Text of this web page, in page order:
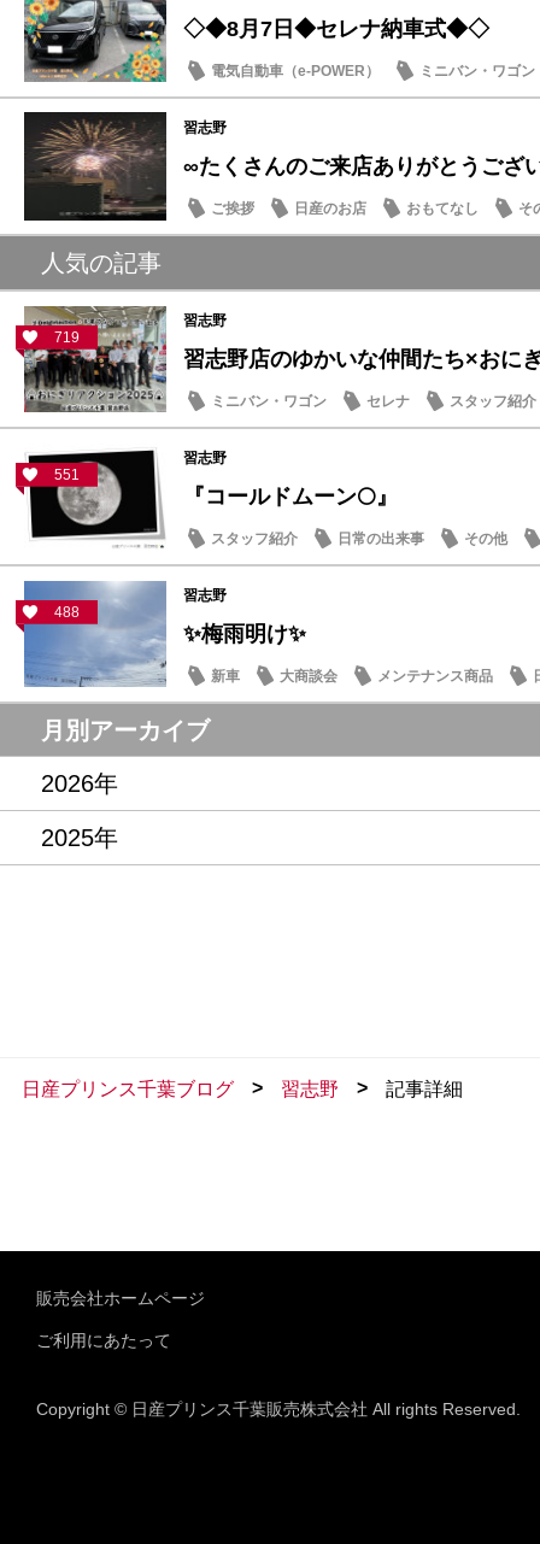
◇◆8月7日◆セレナ納車式◆◇
電気自動車（e-POWER）
ミニバン・ワゴン
納車式
習志野
∞たくさんのご来店ありがとうござ
ご挨拶 日産のお店 おもてなし そ
人気の記事
719
習志野
習志野店のゆかいな仲間たち×おに
ミニバン・ワゴン セレナ スタッフ紹介
551
習志野
『コールドムーン🌕』
スタッフ紹介 日常の出来事 その他
488
習志野
✨梅雨明け✨
新車 大商談会 メンテナンス商品
月別アーカイブ
2026年
2025年
日産プリンス千葉ブログ > 習志野 > 記事詳細
販売会社ホームページ
ご利用にあたって
Copyright © 日産プリンス千葉販売株式会社 All rights Reserved.